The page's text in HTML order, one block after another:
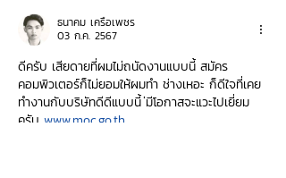
ธนาคม เครือเพชร
03 ก.ค. 2567
ดีครับ เสียดายที่ผมไม่ถนัดงานแบบนี้ สมัคร
คอมพิวเตอร์ก็ไม่ยอมให้ผมทำ ช่างเหอะ ก็ดีใจที่เคย
ทำงานกับบริษัทดีดีแบบนี้ ่มีโอกาสจะแวะไปเยี่ยม
ครับ www.moc.go.th